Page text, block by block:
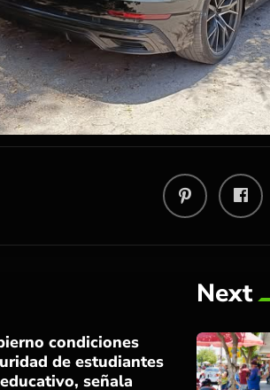
condiciones
de estudiantes
señala
Next